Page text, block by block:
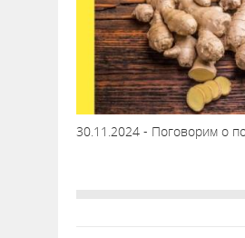
30.11.2024 - Поговорим о